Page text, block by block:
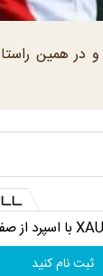
و در همین
ثبت نام کنید